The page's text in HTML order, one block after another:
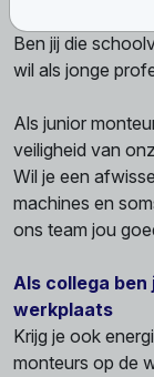
Ben jij die
wil als jonge
Als junior
veiligheid van
Wil je een
machines en
ons team jou
Als collega ben
werkplaats
Krijg je ook
monteurs op de